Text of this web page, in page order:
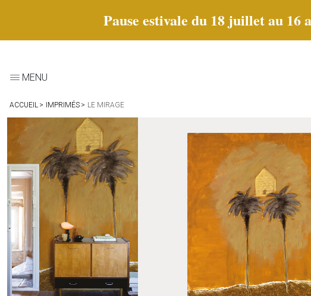
Pause estivale du 18 juillet au 16
MENU
ACCUEIL IMPRIMÉS LE MIRAGE